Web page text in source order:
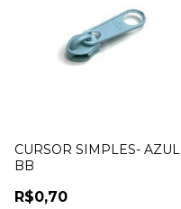
CURSOR SIMPLES- AZUL
BB
R$0,70